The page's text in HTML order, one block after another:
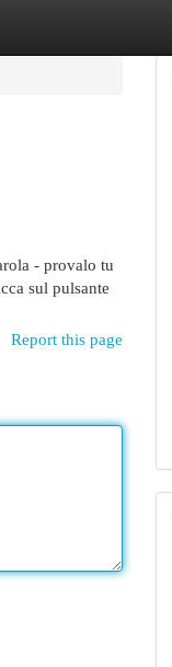
- provalo tu
sul pulsante
Report this page